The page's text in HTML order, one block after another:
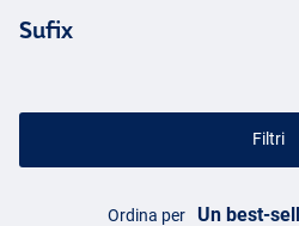
Sufix
Filtri
Ordina per